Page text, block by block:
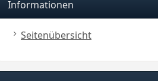
Informationen
Seitenübersicht